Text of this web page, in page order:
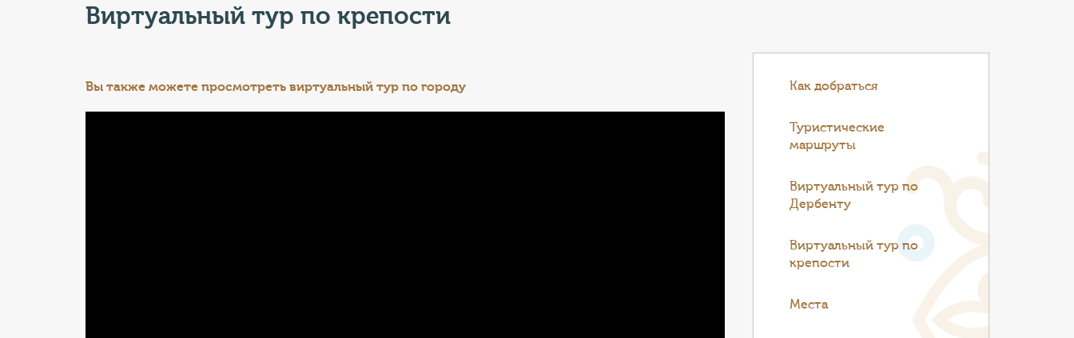
Виртуальный тур по крепости
Вы также можете просмотреть виртуальный тур по городу Как добраться
Туристические
маршруты
Виртуальный тур по
Дербенту
Виртуальный тур по
крепости
Места